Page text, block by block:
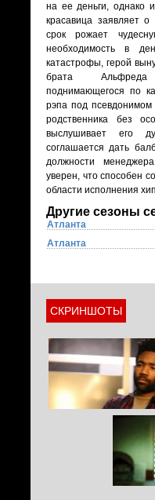
на ее деньги, однако
красавица заявляет
срок рожает
необходимость в
катастрофы, герой
брата
поднимающегося по
рэпа под псевдонимом
родственника без
выслушивает его
соглашается дать
должности
уверен, что способен
области исполнения
Другие сезоны
Атланта
Атланта
СКРИНШОТЫ